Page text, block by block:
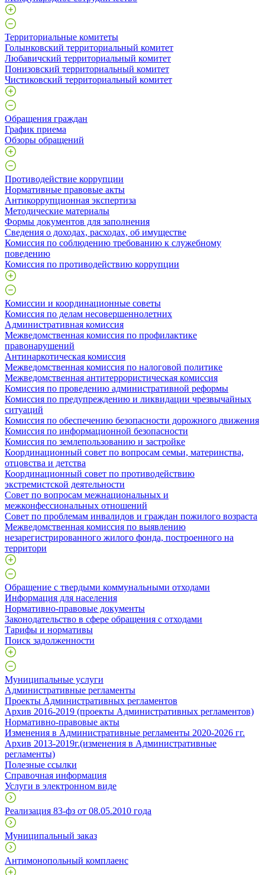
Территориальные комитеты
Голынковский территориальный комитет
Любавичский территориальный комитет
Понизовский территориальный комитет
Чистиковский территориальный комитет
Обращения граждан
График приема
Обзоры обращений
Противодействие коррупции
Нормативные правовые акты
Антикоррупционная экспертиза
Методические материалы
Формы документов для заполнения
Сведения о доходах, расходах, об имуществе
Комиссия по соблюдению требованию к служебному
поведению
Комиссия по противодействию коррупции
Комиссии и координационные советы
Комиссия по делам несовершеннолетних
Административная комиссия
Межведомственная комиссия по профилактике
правонарушений
Антинаркотическая комиссия
Межведомственная комиссия по налоговой политике
Межведомственная антитеррористическая комиссия
Комиссия по проведению административной реформы
Комиссия по предупреждению и ликвидации чрезвычайных
ситуаций
Комиссия по обеспечению безопасности дорожного движения
Комиссия по информационной безопасности
Комиссия по землепользованию и застройке
Координационный совет по вопросам семьи, материнства,
отцовства и детства
Координационный совет по противодействию
экстремистской деятельности
Совет по вопросам межнациональных и
межконфессиональных отношений
Совет по проблемам инвалидов и граждан пожилого возраста
Межведомственная комиссия по выявлению
незарегистрированного жилого фонда, построенного на
территори
Обращение с твердыми коммунальными отходами
Информация для населения
Нормативно-правовые документы
Законодательство в сфере обращения с отходами
Тарифы и нормативы
Поиск задолженности
Муниципальные услуги
Административные регламенты
Проекты Административных регламентов
Архив 2016-2019 (проекты Административных регламентов)
Нормативно-правовые акты
Изменения в Административные регламенты 2020-2026 гг.
Архив 2013-2019г.(изменения в Административные
регламенты)
Полезные ссылки
Справочная информация
Услуги в электронном виде
Реализация 83-фз от 08.05.2010 года
Муниципальный заказ
Антимонопольный комплаенс